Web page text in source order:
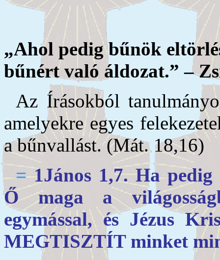
„Ahol pedig bűnök
bűnért való áldozat.” –
Az Írásokból
amelyekre egyes
a bűnvallást. (Mát. 18,16)
= 1János 1,7. Ha
Ő maga a
egymással, és Jézus
MEGTISZTÍT minket